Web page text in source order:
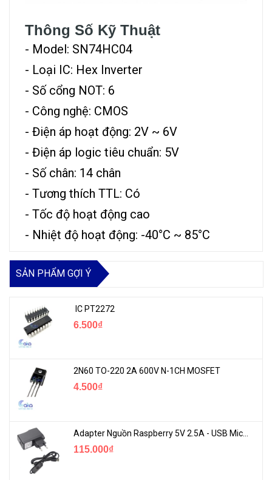
Thông Số Kỹ Thuật
- Model: SN74HC04
- Loại IC: Hex Inverter
- Số cổng NOT: 6
- Công nghệ: CMOS
- Điện áp hoạt động: 2V ~ 6V
- Điện áp logic tiêu chuẩn: 5V
- Số chân: 14 chân
- Tương thích TTL: Có
- Tốc độ hoạt động cao
- Nhiệt độ hoạt động: -40°C ~ 85°C
SẢN PHẨM GỢI Ý
IC PT2272
6.500₫
2N60 TO-220 2A 600V N-1CH MOSFET
4.500₫
115.000₫